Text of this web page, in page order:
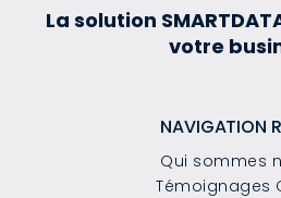
La solution
votre
NAVIGATION
Qui sommes
Témoignages